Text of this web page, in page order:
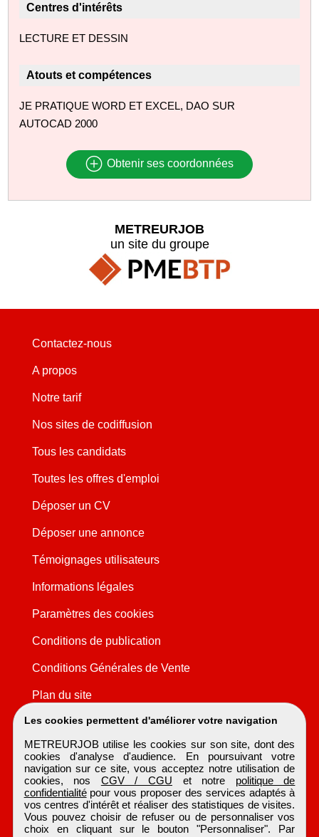
Centres d'intérêts
LECTURE ET DESSIN
Atouts et compétences
JE PRATIQUE WORD ET EXCEL, DAO SUR
AUTOCAD 2000
Obtenir ses coordonnées
Les cookies permettent d'améliorer votre navigation
METREURJOB utilise les cookies sur son site, dont des
cookies d'analyse d'audience. En poursuivant votre
navigation sur ce site, vous acceptez notre utilisation de
cookies, nos CGV / CGU et notre politique de
confidentialitépour vous proposer des services adaptés à
vos centres d'intérêt et réaliser des statistiques de visites.
Vous pouvez choisir de refuser ou de personnaliser vos
choix en cliquant sur le bouton "Personnaliser". Par
METREURJOB
un site du groupe
Contactez-nous
A propos
Notre tarif
Nos sites de codiffusion
Tous les candidats
Toutes les offres d'emploi
Déposer un CV
Déposer une annonce
Témoignages utilisateurs
Informations légales
Paramètres des cookies
Conditions de publication
Conditions Générales de Vente
Plan du site